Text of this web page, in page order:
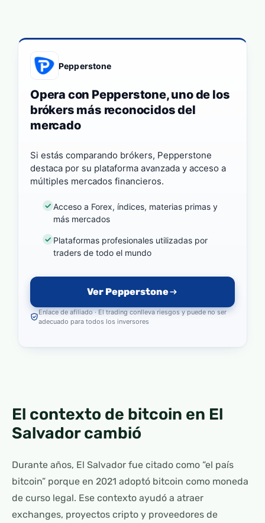
Pepperstone
Opera con Pepperstone, uno de los
brókers más reconocidos del
mercado
Si estás comparando brókers, Pepperstone
destaca por su plataforma avanzada y acceso a
múltiples mercados financieros.
Acceso a Forex, índices, materias primas y
más mercados
Plataformas profesionales utilizadas por
traders de todo el mundo
Ver Pepperstone
Enlace de afiliado · El trading conlleva riesgos y puede no ser
adecuado para todos los inversores
El contexto de bitcoin en El
Salvador cambió
Durante años, El Salvador fue citado como “el país
bitcoin” porque en 2021 adoptó bitcoin como moneda
de curso legal. Ese contexto ayudó a atraer
exchanges, proyectos cripto y proveedores de